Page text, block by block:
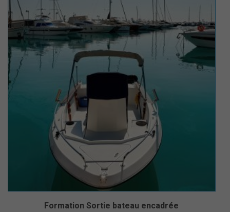
Formation Sortie bateau encadrée